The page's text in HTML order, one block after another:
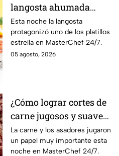
langosta ahumada
como en MasterChef
24/7
Esta noche la langosta
protagonizó uno de los platillos
estrella en MasterChef 24/7.
05 agosto, 2026
¿Cómo lograr cortes de
carne jugosos y suaves
al estilo MasterChef
24/7?
La carne y los asadores jugaron
un papel muy importante esta
noche en MasterChef 24/7.